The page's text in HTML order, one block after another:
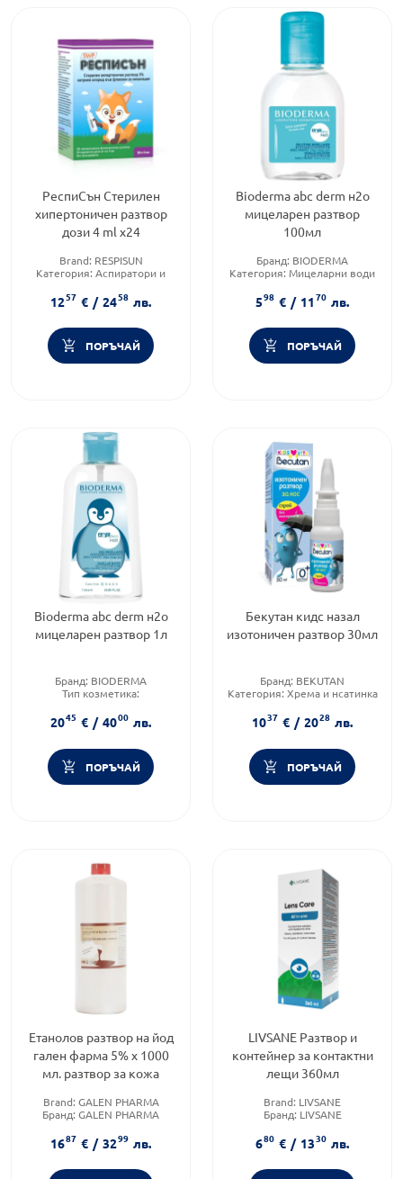
РеспиСън Стерилен
хипертоничен разтвор
дози 4 ml x24
Brand: RESPISUN
Категория: Аспиратори и
бебета и деца
Форма на продукта:
флакони
1257 € / 2458 лв.
ПОРЪЧАЙ
Bioderma abc derm н2о
мицеларен разтвор
100мл
Бранд: BIODERMA
Категория: Мицеларни води
мицеларен разтвор
598 € / 1170 лв.
ПОРЪЧАЙ
Bioderma abc derm н2о
мицеларен разтвор 1л
Бранд: BIODERMA
Тип козметика:
Форма на продукта:
мицеларен разтвор
2045 € / 4000 лв.
ПОРЪЧАЙ
Бекутан кидс назал
изотоничен разтвор 30мл
Бранд: BEKUTAN
Категория: Хрема и нсатинка
Приложение: сублингвално
1037 € / 2028 лв.
ПОРЪЧАЙ
Етанолов разтвор на йод
гален фарма 5% х 1000
мл. разтвор за кожа
Brand: GALEN PHARMA
Бранд: GALEN PHARMA
1687 € / 3299 лв.
LIVSANE Разтвор и
контейнер за контактни
лещи 360мл
Brand: LIVSANE
Бранд: LIVSANE
680 € / 1330 лв.